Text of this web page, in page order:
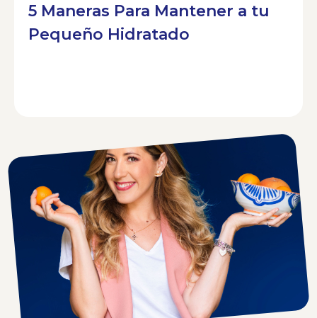
5 Maneras Para Mantener a tu
Pequeño Hidratado